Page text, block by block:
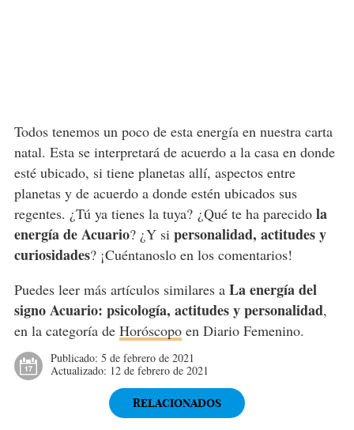
Todos tenemos un poco de esta energía en nuestra carta
natal. Esta se interpretará de acuerdo a la casa en donde
esté ubicado, si tiene planetas allí, aspectos entre
planetas y de acuerdo a donde estén ubicados sus
regentes. ¿Tú ya tienes la tuya? ¿Qué te ha parecido la
energía de Acuario? ¿Y si personalidad, actitudes y
curiosidades? ¡Cuéntanoslo en los comentarios!
Puedes leer más artículos similares a La energía del
signo Acuario: psicología, actitudes y personalidad,
en la categoría de Horóscopoen Diario Femenino.
Publicado: 5 de febrero de 2021
Actualizado: 12 de febrero de 2021
RELACIONADOS